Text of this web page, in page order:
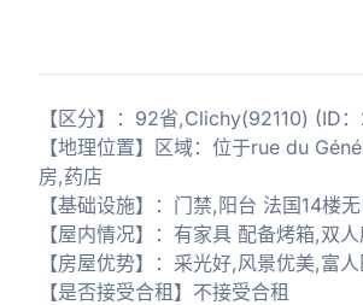
【区分】：92省,Clichy(92110)
【地理位置】区域：位于rue du
房,药店
【基础设施】：门禁,阳台 法国14楼
【屋内情况】：有家具 配备烤箱,双
【房屋优势】：采光好,风景优美,富人
【是否接受合租】不接受合租